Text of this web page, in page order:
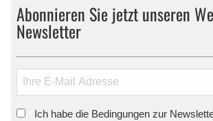
Abonnieren Sie jetzt unseren
Newsletter
Ich habe die Bedingungen zur